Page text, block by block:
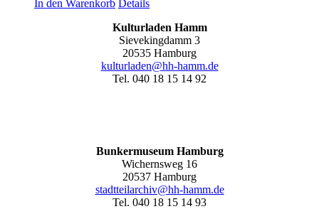
In den Warenkorb Details
Kulturladen Hamm
Sievekingdamm 3
20535 Hamburg
kulturladen@hh-hamm.de
Tel. 040 18 15 14 92
Bunkermuseum Hamburg
Wichernsweg 16
20537 Hamburg
stadtteilarchiv@hh-hamm.de
Tel. 040 18 15 14 93